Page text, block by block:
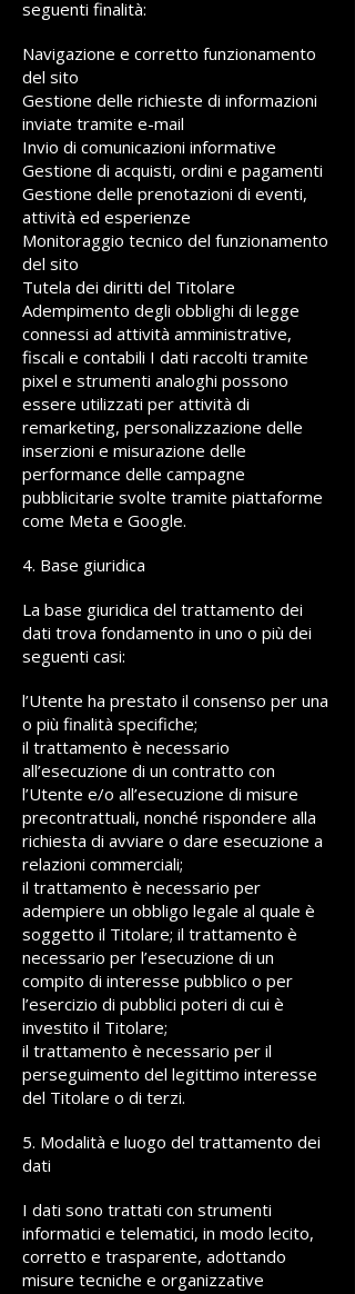
seguenti finalità:
Navigazione e corretto funzionamento
del sito
Gestione delle richieste di informazioni
inviate tramite e-mail
Invio di comunicazioni informative
Gestione di acquisti, ordini e pagamenti
Gestione delle prenotazioni di eventi,
attività ed esperienze
Monitoraggio tecnico del funzionamento
del sito
Tutela dei diritti del Titolare
Adempimento degli obblighi di legge
connessi ad attività amministrative,
fiscali e contabili I dati raccolti tramite
pixel e strumenti analoghi possono
essere utilizzati per attività di
remarketing, personalizzazione delle
inserzioni e misurazione delle
performance delle campagne
pubblicitarie svolte tramite piattaforme
come Meta e Google.
4. Base giuridica
La base giuridica del trattamento dei
dati trova fondamento in uno o più dei
seguenti casi:
l’Utente ha prestato il consenso per una
o più finalità specifiche;
il trattamento è necessario
all’esecuzione di un contratto con
l’Utente e/o all’esecuzione di misure
precontrattuali, nonché rispondere alla
richiesta di avviare o dare esecuzione a
relazioni commerciali;
il trattamento è necessario per
adempiere un obbligo legale al quale è
soggetto il Titolare; il trattamento è
necessario per l’esecuzione di un
compito di interesse pubblico o per
l’esercizio di pubblici poteri di cui è
investito il Titolare;
il trattamento è necessario per il
perseguimento del legittimo interesse
del Titolare o di terzi.
5. Modalità e luogo del trattamento dei
dati
I dati sono trattati con strumenti
informatici e telematici, in modo lecito,
corretto e trasparente, adottando
misure tecniche e organizzative